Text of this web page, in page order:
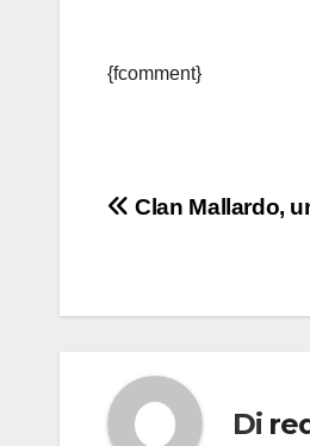
{fcomment}
Clan Mallardo,
Di